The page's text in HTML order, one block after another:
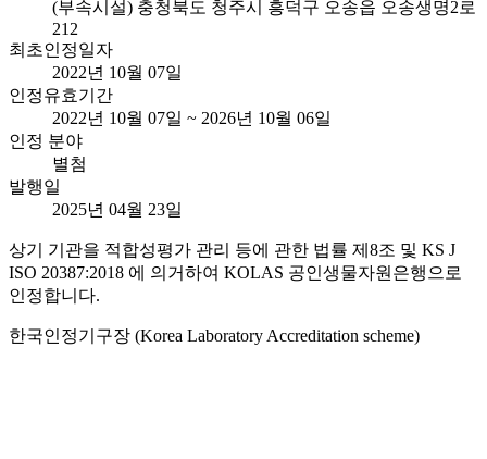
(부속시설) 충청북도 청주시 흥덕구 오송읍 오송생명2로
212
최초인정일자
2022년 10월 07일
인정유효기간
2022년 10월 07일 ~ 2026년 10월 06일
인정 분야
별첨
발행일
2025년 04월 23일
상기 기관을 적합성평가 관리 등에 관한 법률 제8조 및 KS J
ISO 20387:2018 에 의거하여 KOLAS 공인생물자원은행으로
인정합니다.
한국인정기구장 (Korea Laboratory Accreditation scheme)